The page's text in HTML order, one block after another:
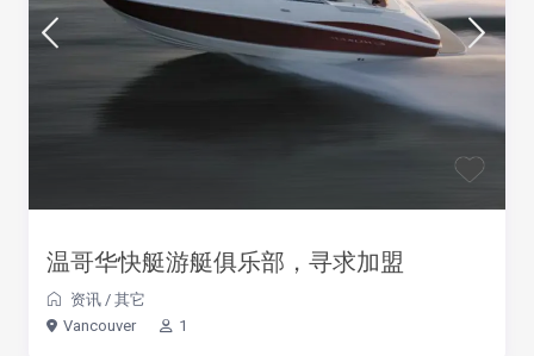
温哥华快艇游艇俱乐部，寻求加盟
资讯 / 其它
Vancouver
1